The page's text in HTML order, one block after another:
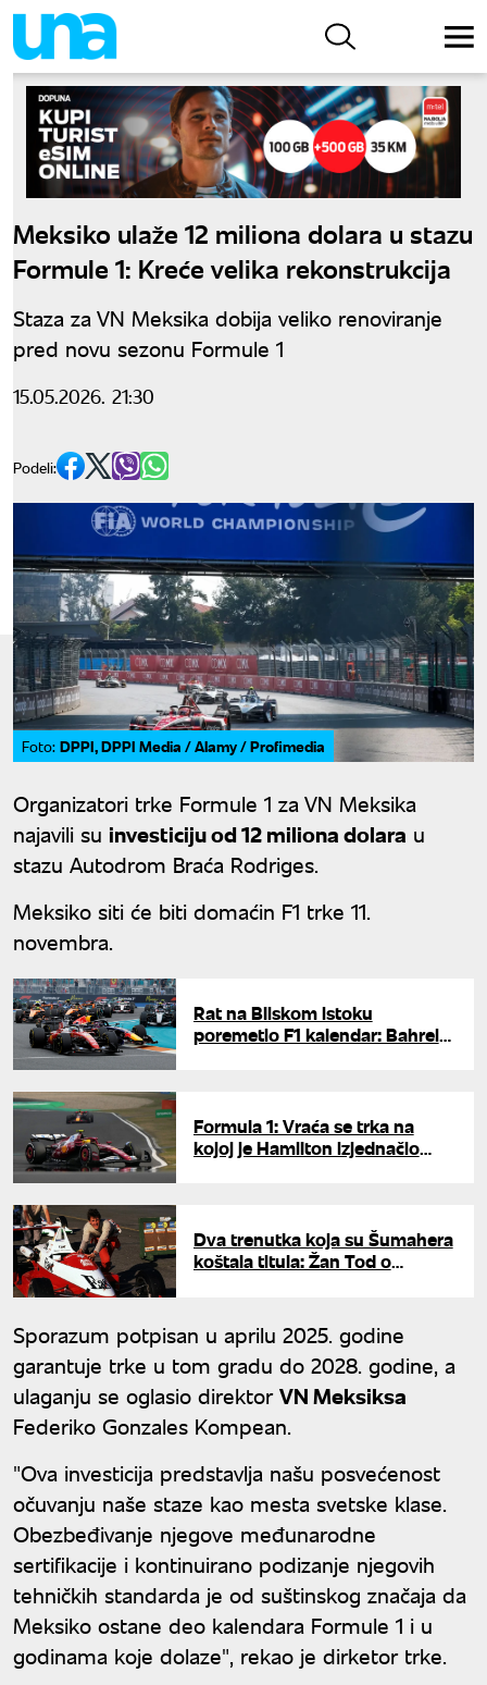
Meksiko ulaže 12 miliona dolara u stazu
Formule 1: Kreće velika rekonstrukcija
Staza za VN Meksika dobija veliko renoviranje
pred novu sezonu Formule 1
15.05.2026. 21:30
Podeli:
Foto: DPPI, DPPI Media / Alamy / Profimedia
Organizatori trke Formule 1 za VN Meksika
najavili su investiciju od 12 miliona dolara u
stazu Autodrom Braća Rodriges.
Meksiko siti će biti domaćin F1 trke 11.
novembra.
Rat na Bliskom istoku
poremetio F1 kalendar: Bahrein
Formula 1: Vraća se trka na
kojoj je Hamilton izjednačio
Dva trenutka koja su Šumahera
koštala titula: Žan Tod o
Sporazum potpisan u aprilu 2025. godine
garantuje trke u tom gradu do 2028. godine, a
ulaganju se oglasio direktorVN Meksiksa
Federiko Gonzales Kompean.
"Ova investicija predstavlja našu posvećenost
očuvanju naše staze kao mesta svetske klase.
Obezbeđivanje njegove međunarodne
sertifikacije i kontinuirano podizanje njegovih
tehničkih standarda je od suštinskog značaja da
Meksiko ostane deo kalendara Formule 1 i u
godinama koje dolaze", rekao je dirketor trke.